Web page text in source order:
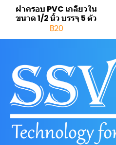
ฝาครอบ PVC เกลียวใน
ขนาด 1/2 นิ้ว บรรจุ 5 ตัว
฿20